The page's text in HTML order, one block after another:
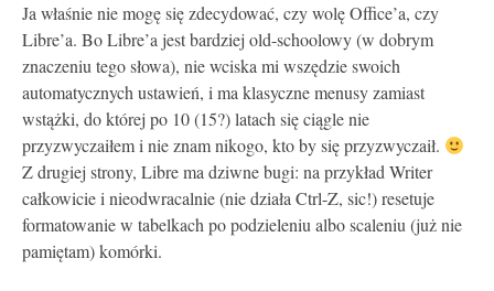
Ja właśnie nie mogę się zdecydować, czy wolę Office’a, czy
Libre’a. Bo Libre’a jest bardziej old-schoolowy (w dobrym
znaczeniu tego słowa), nie wciska mi wszędzie swoich
automatycznych ustawień, i ma klasyczne menusy zamiast
wstążki, do której po 10 (15?) latach się ciągle nie
przyzwyczaiłem i nie znam nikogo, kto by się przyzwyczaił.
Z drugiej strony, Libre ma dziwne bugi: na przykład Writer
całkowicie i nieodwracalnie (nie działa Ctrl-Z, sic!) resetuje
formatowanie w tabelkach po podzieleniu albo scaleniu (już nie
pamiętam) komórki.